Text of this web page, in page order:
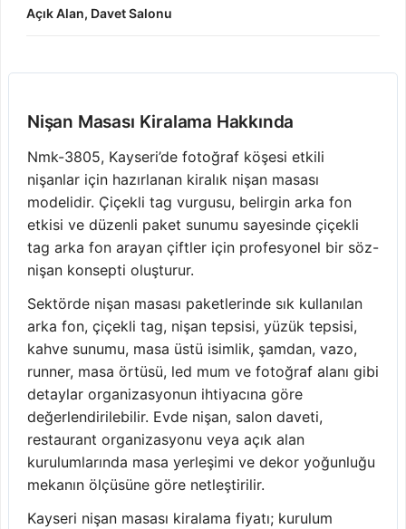
Açık Alan, Davet Salonu
Nişan Masası Kiralama Hakkında
Nmk-3805, Kayseri’de fotoğraf köşesi etkili
nişanlar için hazırlanan kiralık nişan masası
modelidir. Çiçekli tag vurgusu, belirgin arka fon
etkisi ve düzenli paket sunumu sayesinde çiçekli
tag arka fon arayan çiftler için profesyonel bir söz-
nişan konsepti oluşturur.
Sektörde nişan masası paketlerinde sık kullanılan
arka fon, çiçekli tag, nişan tepsisi, yüzük tepsisi,
kahve sunumu, masa üstü isimlik, şamdan, vazo,
runner, masa örtüsü, led mum ve fotoğraf alanı gibi
detaylar organizasyonun ihtiyacına göre
değerlendirilebilir. Evde nişan, salon daveti,
restaurant organizasyonu veya açık alan
kurulumlarında masa yerleşimi ve dekor yoğunluğu
mekanın ölçüsüne göre netleştirilir.
Kayseri nişan masası kiralama fiyatı; kurulum